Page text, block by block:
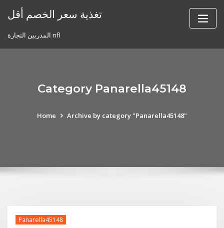
تغذية سعر الخصم أقل
المدربين التجارة nfl
Category Panarella45148
Home Archive by category "Panarella45148"
Panarella45148